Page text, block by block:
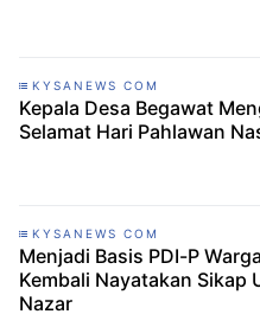
KYSANEWS COM
Kepala Desa Begawat
Selamat Hari Pahlawan
KYSANEWS COM
Menjadi Basis PDI-P
Kembali Nayatakan Sikap
Nazar